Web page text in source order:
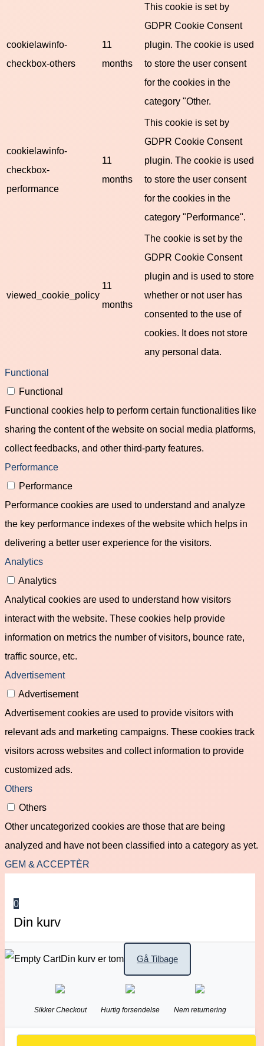
cookielawinfo-
checkbox-others
11
months
This cookie is set by
GDPR Cookie Consent
plugin. The cookie is used
to store the user consent
for the cookies in the
category "Other.
cookielawinfo-
checkbox-
performance
11
months
This cookie is set by
GDPR Cookie Consent
plugin. The cookie is used
to store the user consent
for the cookies in the
category "Performance".
viewed_cookie_policy
11
months
The cookie is set by the
GDPR Cookie Consent
plugin and is used to store
whether or not user has
consented to the use of
cookies. It does not store
any personal data.
Functional
Functional
Functional cookies help to perform certain functionalities like
sharing the content of the website on social media platforms,
collect feedbacks, and other third-party features.
Performance
Performance
Performance cookies are used to understand and analyze
the key performance indexes of the website which helps in
delivering a better user experience for the visitors.
Analytics
Analytics
Analytical cookies are used to understand how visitors
interact with the website. These cookies help provide
information on metrics the number of visitors, bounce rate,
traffic source, etc.
Advertisement
Advertisement
Advertisement cookies are used to provide visitors with
relevant ads and marketing campaigns. These cookies track
visitors across websites and collect information to provide
customized ads.
Others
Others
Other uncategorized cookies are those that are being
analyzed and have not been classified into a category as yet.
GEM & ACCEPTÈR
0
Din kurv
Din kurv er tom Gå Tilbage
Sikker Checkout Hurtig forsendelse Nem returnering